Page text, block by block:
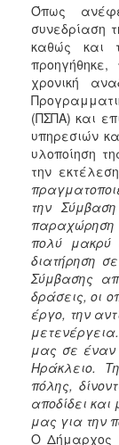
Όπως
συνεδρίαση
καθώς και
χρονική
(ΠΣΠΑ) και
υπηρεσιών
υλοποίηση
την
την
πολύ μακρύ
διατήρηση
Σύμβασης
δράσεις, οι
έργο, την
μας σε έναν
Ηράκλειο.
πόλης,
αποδίδει
μας για την
Ο Δήμαρχος